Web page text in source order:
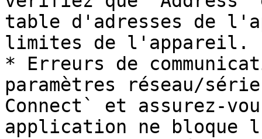
table d'adresses de
limites de l'appareil.
* Erreurs de
paramètres réseau/
Connect` et assurez-
application ne bloque